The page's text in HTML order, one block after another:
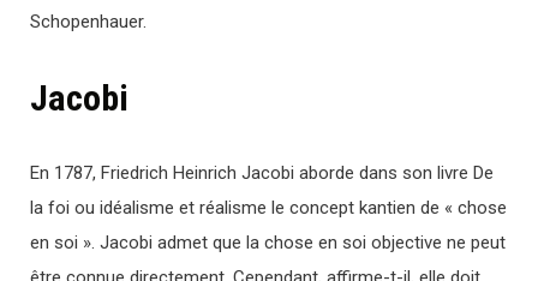
Schopenhauer.
Jacobi
En 1787, Friedrich Heinrich Jacobi aborde dans son livre De
la foi ou idéalisme et réalisme le concept kantien de « chose
en soi ». Jacobi admet que la chose en soi objective ne peut